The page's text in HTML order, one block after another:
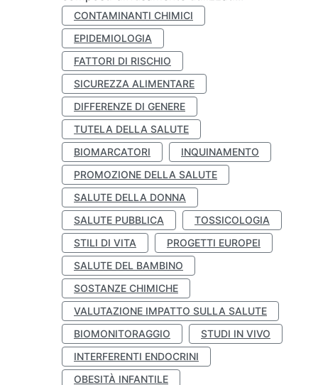
CONTAMINANTI CHIMICI
EPIDEMIOLOGIA
FATTORI DI RISCHIO
SICUREZZA ALIMENTARE
DIFFERENZE DI GENERE
TUTELA DELLA SALUTE
BIOMARCATORI
INQUINAMENTO
PROMOZIONE DELLA SALUTE
SALUTE DELLA DONNA
SALUTE PUBBLICA
TOSSICOLOGIA
STILI DI VITA
PROGETTI EUROPEI
SALUTE DEL BAMBINO
SOSTANZE CHIMICHE
VALUTAZIONE IMPATTO SULLA SALUTE
BIOMONITORAGGIO
STUDI IN VIVO
INTERFERENTI ENDOCRINI
OBESITÀ INFANTILE